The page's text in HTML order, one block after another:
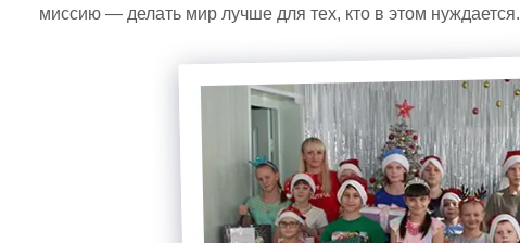
миссию — делать мир лучше для тех, кто в этом нуждается.